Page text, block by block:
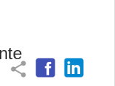
share